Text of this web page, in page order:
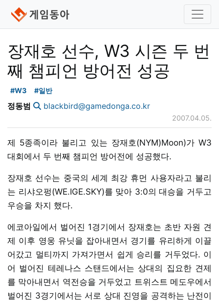
장재호 선수, W3 시즌 두 번
째 챔피언 방어전 성공
#W3 #일반
정동범 blackbird@gamedonga.co.kr
2007.04.05.
제 5종족이라 불리고 있는 장재호(NYM)Moon)가 W3
대회에서 두 번째 챔피언 방어전에 성공했다.
장재호 선수는 중국의 세계 최강 휴먼 사용자라고 불리
는 리샤오펑(WE.IGE.SKY)를 맞아 3:0의 대승을 거두고
우승을 차지 했다.
에코아일에서 벌어진 1경기에서 장재호는 초반 자원 견
제 이후 영웅 유닛을 잡아내면서 경기를 유리하게 이끌
어갔고 멀티까지 가져가면서 쉽게 승리를 거두었다. 이
어 벌어진 테레나스 스탠드에서는 상대의 집요한 견제
를 막아내면서 역전승을 거두었고 트위스트 메도우에서
벌어진 3경기에서는 서로 상대 진영을 공격하는 난전이